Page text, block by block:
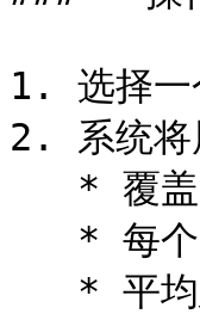
1. 选择
2. 系统将